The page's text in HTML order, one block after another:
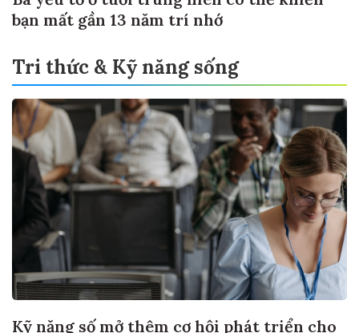
bạn mất gần 13 năm trí nhớ
Tri thức & Kỹ năng sống
Kỹ năng số mở thêm cơ hội phát triển cho